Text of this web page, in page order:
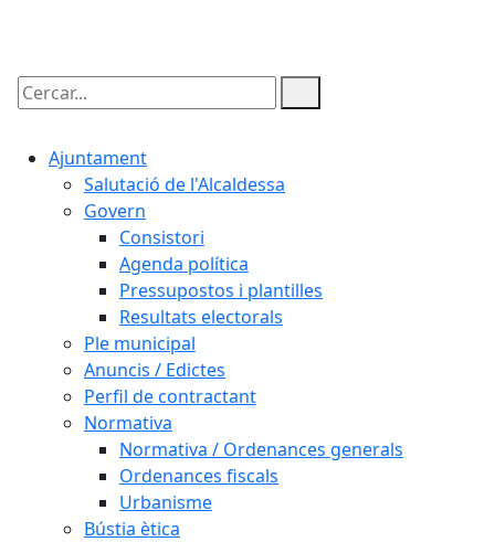
Cercar:
Ajuntament
Salutació de l'Alcaldessa
Govern
Consistori
Agenda política
Pressupostos i plantilles
Resultats electorals
Ple municipal
Anuncis / Edictes
Perfil de contractant
Normativa
Normativa / Ordenances generals
Ordenances fiscals
Urbanisme
Bústia ètica